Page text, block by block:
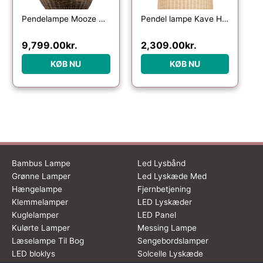
Pendelampe Mooze WOOOD Exclusive naturlig rattan Ø120 Ã H100 cm – justerbar højde, E27
9,799.00kr.
KØB NU
Pendel lampe Kave Home Druciana håndvævet naturfibre rattan kolonialt design
2,309.00kr.
KØB NU
Bambus Lampe
Grønne Lamper
Hængelampe
Klemmelamper
Kuglelamper
Kulørte Lamper
Læselampe Til Bog
LED bloklys
Led Lysbånd
Led Lyskæde Med
Fjernbetjening
LED Lyskæder
LED Panel
Messing Lampe
Sengebordslamper
Solcelle Lyskæde